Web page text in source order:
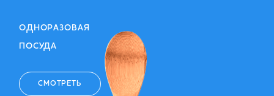
ОДНОРАЗОВАЯ
ПОСУДА
СМОТРЕТЬ